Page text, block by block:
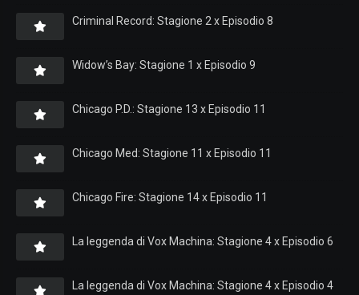
Criminal Record: Stagione 2 x Episodio 8
Widow’s Bay: Stagione 1 x Episodio 9
Chicago P.D.: Stagione 13 x Episodio 11
Chicago Med: Stagione 11 x Episodio 11
Chicago Fire: Stagione 14 x Episodio 11
La leggenda di Vox Machina: Stagione 4 x Episodio 6
La leggenda di Vox Machina: Stagione 4 x Episodio 4